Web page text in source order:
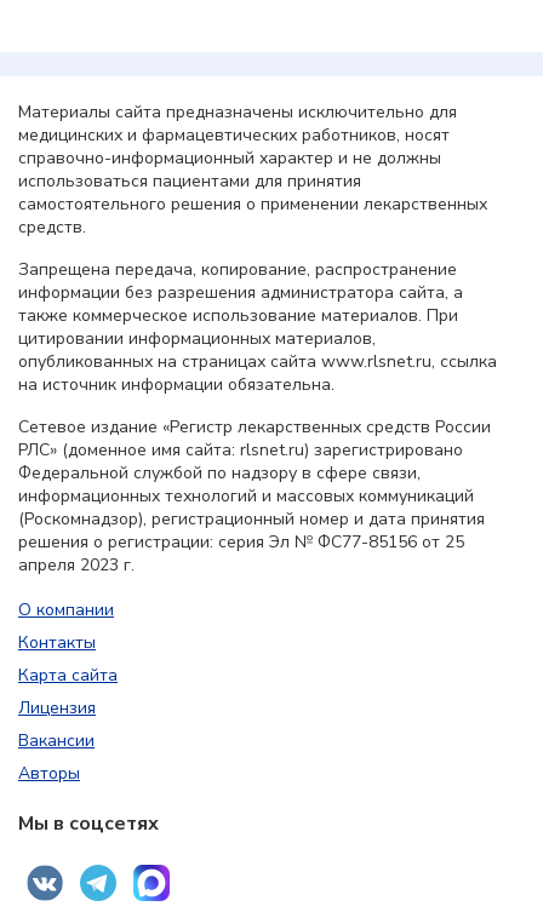
Материалы сайта предназначены исключительно для
медицинских и фармацевтических работников, носят
справочно-информационный характер и не должны
использоваться пациентами для принятия
самостоятельного решения о применении лекарственных
средств.
Запрещена передача, копирование, распространение
информации без разрешения администратора сайта, а
также коммерческое использование материалов. При
цитировании информационных материалов,
опубликованных на страницах сайта www.rlsnet.ru, ссылка
на источник информации обязательна.
Сетевое издание «Регистр лекарственных средств России
РЛС» (доменное имя сайта: rlsnet.ru) зарегистрировано
Федеральной службой по надзору в сфере связи,
информационных технологий и массовых коммуникаций
(Роскомнадзор), регистрационный номер и дата принятия
решения о регистрации: серия Эл № ФС77-85156 от 25
апреля 2023 г.
О компании
Контакты
Карта сайта
Лицензия
Вакансии
Авторы
Мы в соцсетях